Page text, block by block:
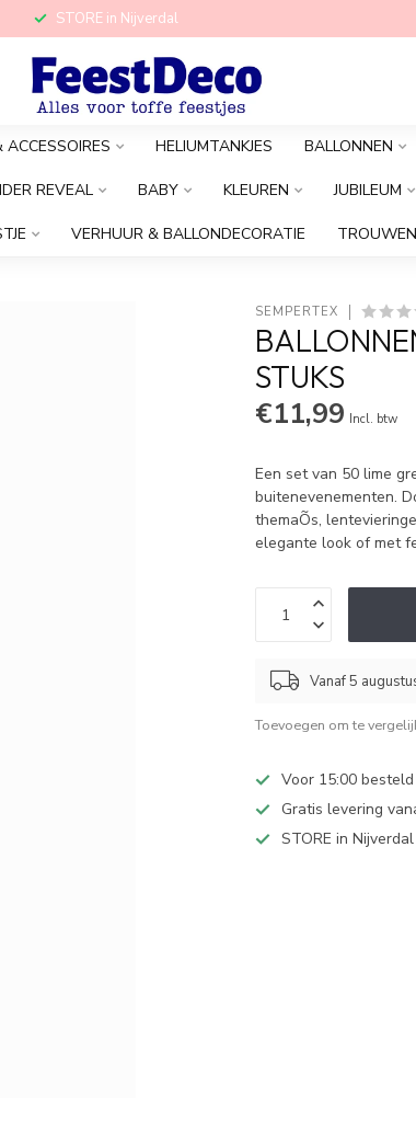
STORE in Nijverdal
ACCESSOIRES HELIUMTANKJES BALLONNEN
REVEAL BABY KLEUREN JUBILEUM
VERHUUR & BALLONDECORATIE
SEMPERTEX
STUKS
€11,99 Incl. btw
Een set van 50 lime
buitenevenementen.
themaÕs,
elegante look of met
Vanaf 5
Toevoegen om te
Voor 15:00
Gratis levering
STORE in Nijverdal